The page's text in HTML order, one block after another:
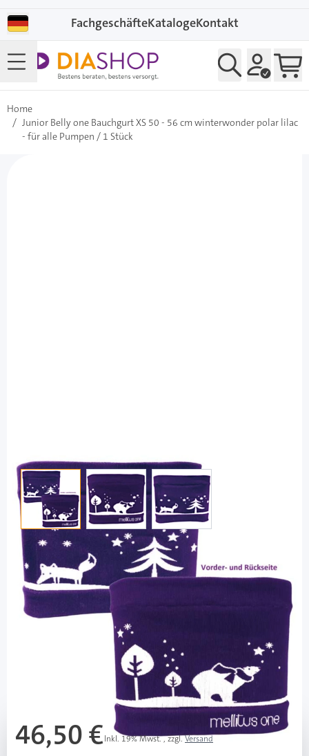
FachgeschäfteKatalogeKontakt
Home
/ Junior Belly one Bauchgurt XS 50 - 56 cm winterwonder polar lilac
- für alle Pumpen / 1 Stück
View larger imageView larger imageView larger image
mellitus one
Junior Belly one Bauchgurt XS 50 - 56
cm winterwonder polar lilac - für alle
Pumpen / 1 Stück
PZN: 13888949 / Diashop.de Kat.-Nr.
Lieferzeit bis zu 3 Wochen
46,50 €Inkl. 19% Mwst.,zzgl.Versand